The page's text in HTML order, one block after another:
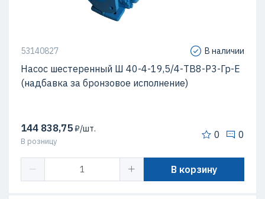
53140827 В наличии
Насос шестеренный Ш 40-4-19,5/4-ТВ8-Р3-Гр-Е
(надбавка за бронзовое исполнение)
144 838,75₽/шт.
В розницу
0 0
В корзину